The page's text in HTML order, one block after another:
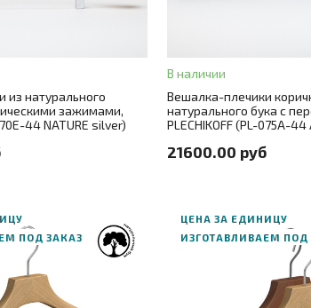
из натурального
зажимами,
44 NATURE silver)
дерево (гевея)
В наличии
Вешалка-плечики
натурального бука с
PLECHIKOFF (PL-075A-
21600.00 руб
Количество в упаковке
Материал натуральный
ПОД ЗАКАЗ
ЦЕНА ЗА ЕДИНИЦУ
ИЗГОТАВЛИВАЕМ ПОД